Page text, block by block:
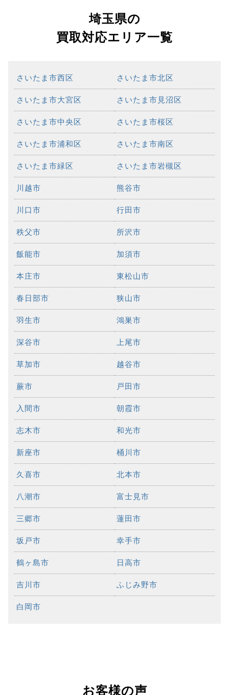
埼玉県の
買取対応エリア一覧
さいたま市西区 さいたま市北区
さいたま市大宮区 さいたま市見沼区
さいたま市中央区 さいたま市桜区
さいたま市浦和区 さいたま市南区
さいたま市緑区 さいたま市岩槻区
川越市 熊谷市
川口市 行田市
秩父市 所沢市
飯能市 加須市
本庄市 東松山市
春日部市 狭山市
羽生市 鴻巣市
深谷市 上尾市
草加市 越谷市
蕨市 戸田市
入間市 朝霞市
志木市 和光市
新座市 桶川市
久喜市 北本市
八潮市 富士見市
三郷市 蓮田市
坂戸市 幸手市
鶴ヶ島市 日高市
吉川市 ふじみ野市
白岡市
お客様の声